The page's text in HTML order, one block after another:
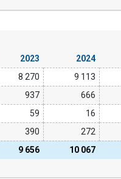
2023 2024
9 656 10 067
8 270 9 113
937 666
59 16
390 272